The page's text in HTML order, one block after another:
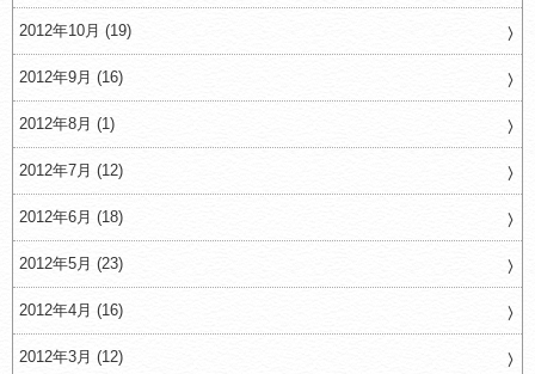
2012年10月 (19)
2012年9月 (16)
2012年8月 (1)
2012年7月 (12)
2012年6月 (18)
2012年5月 (23)
2012年4月 (16)
2012年3月 (12)